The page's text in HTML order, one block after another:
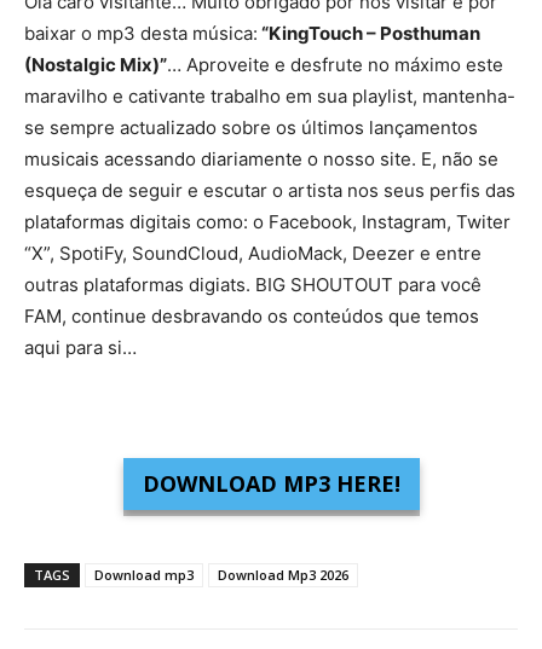
baixar o mp3 desta música: “KingTouch – Posthuman
(Nostalgic Mix)”… Aproveite e desfrute no máximo este
maravilho e cativante trabalho em sua playlist, mantenha-
se sempre actualizado sobre os últimos lançamentos
musicais acessando diariamente o nosso site. E, não se
esqueça de seguir e escutar o artista nos seus perfis das
plataformas digitais como: o Facebook, Instagram, Twiter
“X”, SpotiFy, SoundCloud, AudioMack, Deezer e entre
outras plataformas digiats. BIG SHOUTOUT para você
FAM, continue desbravando os conteúdos que temos
aqui para si…
DOWNLOAD MP3 HERE!
TAGS Download mp3 Download Mp3 2026